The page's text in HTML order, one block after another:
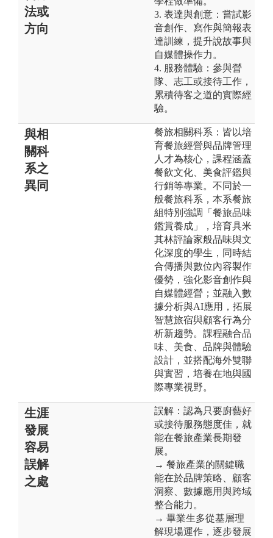
法或
方向
3. 表達與創意：嘗試影
音創作、寫作與簡報表
達訓練，提升說故事與
自媒體操作力。
4. 服務體驗：參與營
隊、志工或接待工作，
累積待客之道的實際經
驗。
與相
關科
系之
異同
餐旅相關科系：皆以培
育餐旅經營與品牌管理
人才為核心，課程涵蓋
餐飲文化、美食評鑑與
行銷等專業。不同於一
般餐旅科系，本系餐旅
組特別強調「餐旅品味
鑑賞養成」，培育具米
其林評論家般品味與文
化深度的學生，同時結
合傳播與數位內容製作
優勢，強化影音創作與
自媒體經營；並融入數
據分析與AI應用，拓展
智慧旅宿與顧客行為分
析新趨勢。課程融合品
味、美食、品牌與體驗
設計，並搭配海外雙聯
與實習，培養在地與國
際專業視野。
生涯
發展
容易
誤解
之處
誤解：認為只要廚藝好
或接待服務態度佳，就
能在餐旅產業長期發
展。
→ 餐旅產業的關鍵職
能在於品牌策略、顧客
洞察、數據應用與跨域
整合能力。
→ 畢業生多從基層理
解現場運作，逐步發展